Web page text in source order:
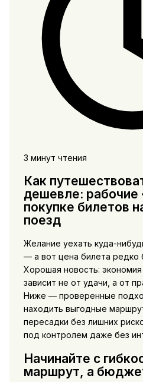
3 минут чтения
Как
дешевле: рабочие
покупке билетов
поезд
Желание уехать куда-
— а вот цена билета
Хорошая новость:
зависит не от удачи, а от
Ниже — проверенные
находить выгодные
пересадки без лишних
под контролем даже без
Начинайте с
маршрут, а